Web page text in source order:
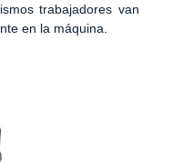
trabajadores van
en la máquina.